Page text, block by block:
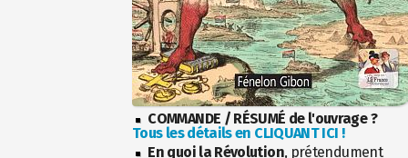
COMMANDE / RÉSUMÉ de l'ouvrage ?
Tous les détails en CLIQUANT ICI !
En quoi la Révolution, prétendument